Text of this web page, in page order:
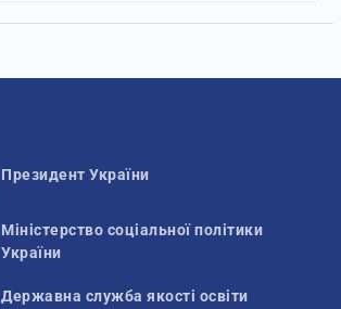
Президент України
Міністерство соціальної політики
України
Державна служба якості освіти